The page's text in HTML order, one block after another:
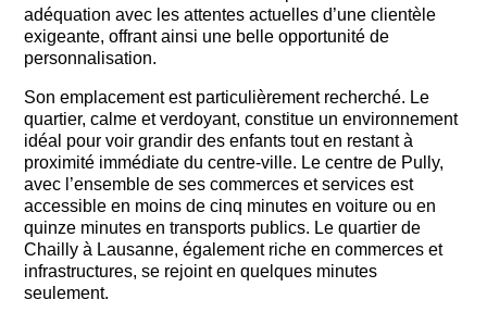
adéquation avec les attentes actuelles d’une clientèle
exigeante, offrant ainsi une belle opportunité de
personnalisation.
Son emplacement est particulièrement recherché. Le
quartier, calme et verdoyant, constitue un environnement
idéal pour voir grandir des enfants tout en restant à
proximité immédiate du centre-ville. Le centre de Pully,
avec l’ensemble de ses commerces et services est
accessible en moins de cinq minutes en voiture ou en
quinze minutes en transports publics. Le quartier de
Chailly à Lausanne, également riche en commerces et
infrastructures, se rejoint en quelques minutes
seulement.